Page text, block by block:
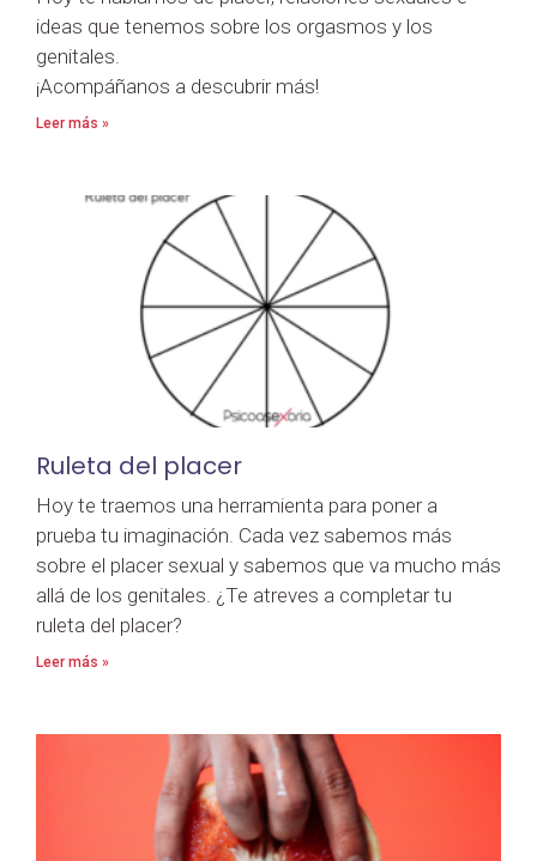
ideas que tenemos sobre los orgasmos y los
genitales.
¡Acompáñanos a descubrir más!
Leer más »
Ruleta del placer
Hoy te traemos una herramienta para poner a
prueba tu imaginación. Cada vez sabemos más
sobre el placer sexual y sabemos que va mucho más
allá de los genitales. ¿Te atreves a completar tu
ruleta del placer?
Leer más »